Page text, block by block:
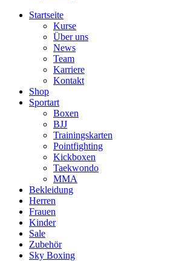
Startseite
Kurse
Über uns
News
Team
Karriere
Kontakt
Shop
Sportart
Boxen
BJJ
Trainingskarten
Pointfighting
Kickboxen
Taekwondo
MMA
Bekleidung
Herren
Frauen
Kinder
Sale
Zubehör
Sky Boxing